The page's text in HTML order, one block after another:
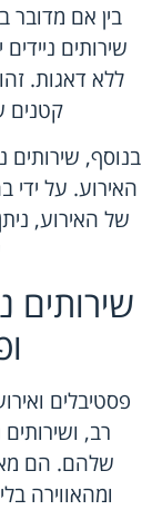
בין אם מדובר
שירותים
ללא דאגות.
קטנים
בנוסף, שירותים
האירוע. על ידי
של האירוע,
שירותים
פסטיבלים
רב,
שלהם. הם
ומהאווירה